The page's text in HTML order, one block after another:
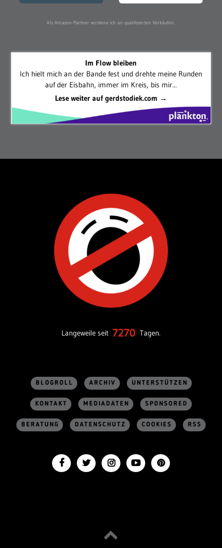
Als Amazon-Partner verdiene ich an qualifizierten Verkäufen.
Im Flow bleiben
Ich hielt mich an der Bande fest und drehte meine Runden
auf der Eisbahn, immer im Kreis, bis mir...
Lese weiter auf gerdstodiek.com →
Langeweile seit 7270 Tagen.
BLOGROLL ARCHIV UNTERSTÜTZEN
KONTAKT MEDIADATEN SPONSORED
BERATUNG DATENSCHUTZ COOKIES RSS